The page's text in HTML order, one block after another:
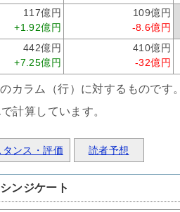
117億円
+1.92億円
109億円
-8.6億円
442億円
+7.25億円
410億円
-32億円
カラム（行）に対するものです。
計算しています。
タンス・評価 読者予想
ンジケート